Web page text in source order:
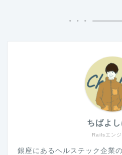
Railsエンジ
ちばよ
銀座にあるヘルステック企業